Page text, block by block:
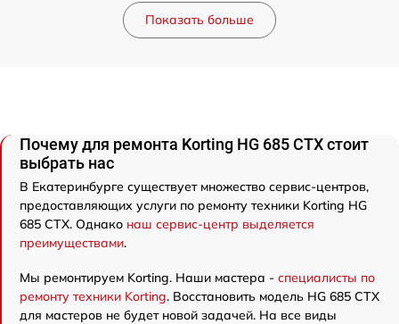
Показать больше
Почему для ремонта Korting HG 685 CTX стоит
выбрать нас
В Екатеринбурге существует множество сервис-центров,
предоставляющих услуги по ремонту техники Korting HG
685 CTX. Однако наш сервис-центр выделяется
преимуществами.
Мы ремонтируем Korting. Наши мастера - специалисты по
ремонту техники Korting. Восстановить модель HG 685 CTX
для мастеров не будет новой задачей. На все виды